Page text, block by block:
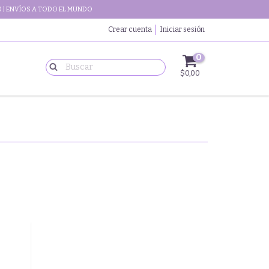
ENVÍOS A TODO EL MUNDO
Crear cuenta Iniciar sesión
0
$0,00